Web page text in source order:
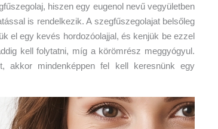
hiszen egy eugenol nevű vegyületben
is rendelkezik. A szegfűszegolajat belsőleg
el egy kevés hordozóolajjal, és kenjük be ezzel
kell folytatni, míg a körömrész meggyógyul.
akkor mindenképpen fel kell keresnünk egy